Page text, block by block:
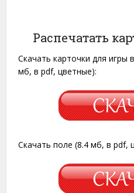
Распечатать
Скачать карточки для игры
мб, в pdf, цветные):
Скачать поле (8.4 мб, в pdf,